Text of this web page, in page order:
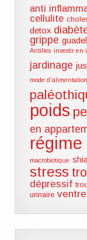
anti
cellulite
detox
grippe
Antilles investir en
jardinage
mode d'alimentation
poids
en
macrobiotique
stress
dépressif
urinaire